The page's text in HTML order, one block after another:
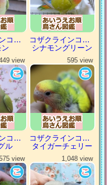
コザクラインコ（小桜インコ）
コザクラインコ（小桜インコ）
シナモングリーン
view
コザクラインコ（小桜インコ）
ル
595 view
コザクラインコ（小桜インコ）
タイガーチェリー
view 1,048 view